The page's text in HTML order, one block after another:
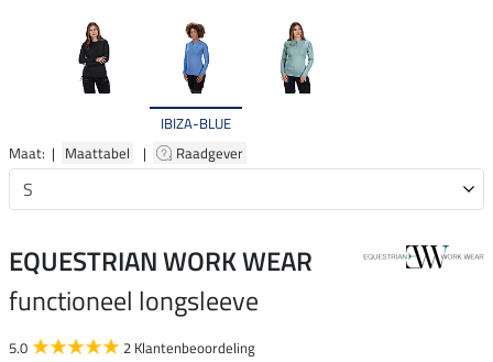
IBIZA-BLUE
Maat: | Maattabel | Raadgever
EQUESTRIAN WORK WEAR
functioneel longsleeve
5.0 2 Klantenbeoordeling